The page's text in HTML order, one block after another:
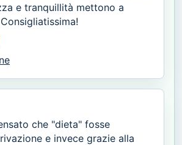
e tranquillità mettono a
che "dieta" fosse
e invece grazie alla